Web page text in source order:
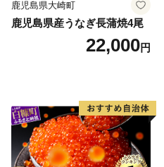
鹿児島県大崎町
鹿児島県産うなぎ長蒲焼4尾
22,000円